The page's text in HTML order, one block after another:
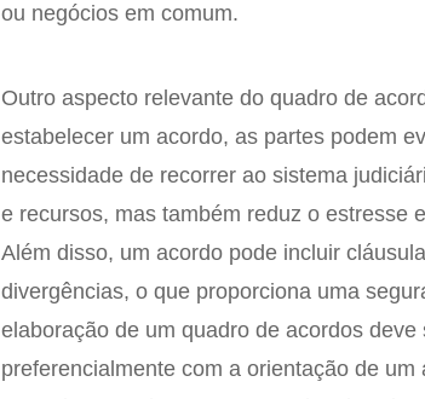
ou negócios em comum.
Outro aspecto relevante do quadro de
estabelecer um acordo, as partes podem
necessidade de recorrer ao sistema
e recursos, mas também reduz o estresse
Além disso, um acordo pode incluir
divergências, o que proporciona uma
elaboração de um quadro de acordos deve
preferencialmente com a orientação de